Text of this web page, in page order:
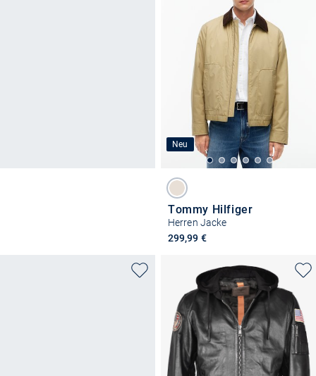
Neu
Tommy Hilfiger
Herren Jacke
299,99 €